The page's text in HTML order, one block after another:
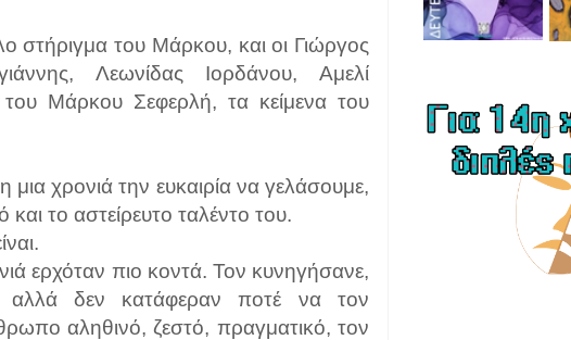
στήριγμα του Μάρκου, και οι Γιώργος
Λεωνίδας Ιορδάνου, Αμελί
Μάρκου Σεφερλή, τα κείμενα του
μια χρονιά την ευκαιρία να γελάσουμε,
το αστείρευτο ταλέντο του.
ερχόταν πιο κοντά. Τον κυνηγήσανε,
αλλά δεν κατάφεραν ποτέ να τον
αληθινό, ζεστό, πραγματικό, τον